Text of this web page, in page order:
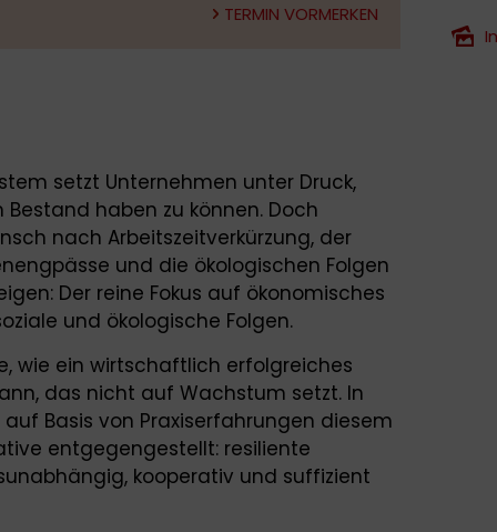
TERMIN VORMERKEN
setzt Unternehmen unter Druck,
haben zu können. Doch
nach Arbeitszeitverkürzung, der
und die ökologischen Folgen
Der reine Fokus auf ökonomisches
und ökologische Folgen.
wie ein wirtschaftlich erfolgreiches
das nicht auf Wachstum setzt. In
Basis von Praxiserfahrungen diesem
entgegengestellt: resiliente
kooperativ und suffizient